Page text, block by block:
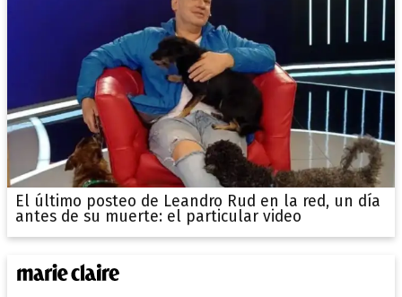
El último posteo de Leandro Rud en la red, un día
antes de su muerte: el particular video